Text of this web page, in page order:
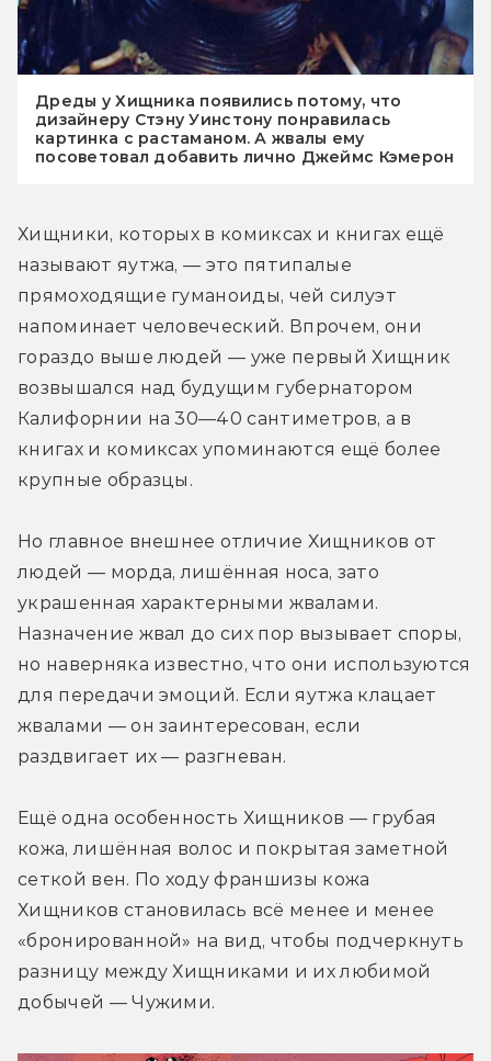
Дреды у Хищника появились потому, что
дизайнеру Стэну Уинстону понравилась
картинка с растаманом. А жвалы ему
посоветовал добавить лично Джеймс Кэмерон
Хищники, которых в комиксах и книгах ещё
называют яутжа, — это пятипалые
прямоходящие гуманоиды, чей силуэт
напоминает человеческий. Впрочем, они
гораздо выше людей — уже первый Хищник
возвышался над будущим губернатором
Калифорнии на 30—40 сантиметров, а в
книгах и комиксах упоминаются ещё более
крупные образцы.
Но главное внешнее отличие Хищников от
людей — морда, лишённая носа, зато
украшенная характерными жвалами.
Назначение жвал до сих пор вызывает споры,
но наверняка известно, что они используются
для передачи эмоций. Если яутжа клацает
жвалами — он заинтересован, если
раздвигает их — разгневан.
Ещё одна особенность Хищников — грубая
кожа, лишённая волос и покрытая заметной
сеткой вен. По ходу франшизы кожа
Хищников становилась всё менее и менее
«бронированной» на вид, чтобы подчеркнуть
разницу между Хищниками и их любимой
добычей — Чужими.